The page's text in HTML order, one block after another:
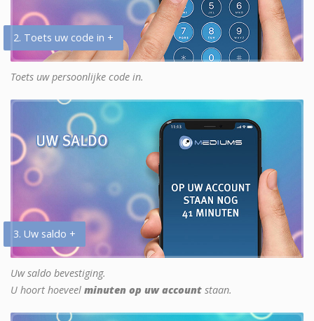
2. Toets uw code in +
Toets uw persoonlijke code in.
3. Uw saldo +
Uw saldo bevestiging.
U hoort hoeveel minuten op uw account staan.